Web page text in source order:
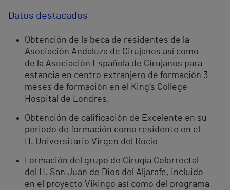
Datos destacados
Obtención de la beca de residentes de la
Asociación Andaluza de Cirujanos así como
de la Asociación Española de Cirujanos para
estancia en centro extranjero de formación 3
meses de formación en el King’s College
Hospital de Londres.
Obtención de calificación de Excelente en su
periodo de formación como residente en el
H. Universitario Virgen del Rocío
Formación del grupo de Cirugía Colorrectal
del H. San Juan de Dios del Aljarafe, incluido
en el proyecto Vikingo así como del programa